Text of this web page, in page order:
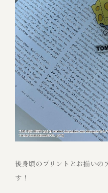
後身頃のプリントとお揃いの
す！